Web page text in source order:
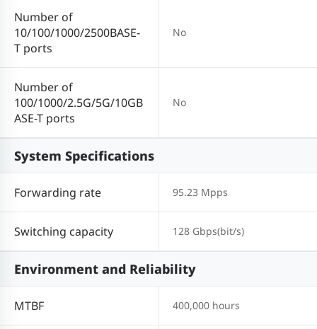
Number of
10/100/1000/2500BASE-
T ports
No
Number of
100/1000/2.5G/5G/10GB
ASE-T ports
No
System Specifications
Forwarding rate 95.23 Mpps
Switching capacity 128 Gbps(bit/s)
Environment and Reliability
MTBF 400,000 hours